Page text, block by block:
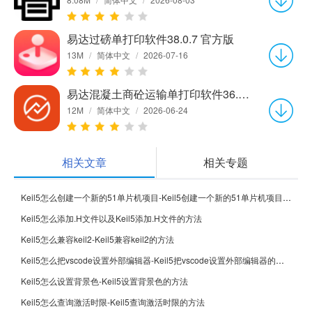
易达过磅单打印软件38.0.7 官方版
13M / 简体中文 / 2026-07-16
易达混凝土商砼运输单打印软件36.2.7 官方版
12M / 简体中文 / 2026-06-24
相关文章 相关专题
Keil5怎么创建一个新的51单片机项目-Keil5创建一个新的51单片机项目的方法
Keil5怎么添加.H文件以及Keil5添加.H文件的方法
Keil5怎么兼容keil2-Keil5兼容keil2的方法
Keil5怎么把vscode设置外部编辑器-Keil5把vscode设置外部编辑器的方法
Keil5怎么设置背景色-Keil5设置背景色的方法
Keil5怎么查询激活时限-Keil5查询激活时限的方法